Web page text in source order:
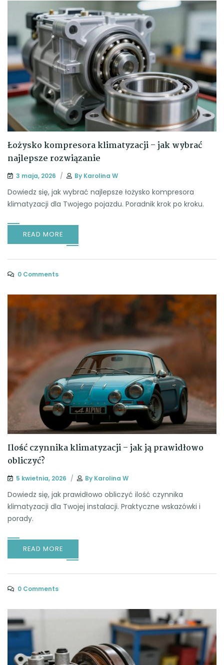
Łożysko kompresora klimatyzacji – jak wybrać
najlepsze rozwiązanie
3 maja, 2026 By Karolina W
Dowiedz się, jak wybrać najlepsze łożysko kompresora
klimatyzacji dla Twojego pojazdu. Poradnik krok po kroku.
READ MORE
0 Comments
Ilość czynnika klimatyzacji – jak ją prawidłowo
obliczyć?
5 kwietnia, 2026 By Karolina W
Dowiedz się, jak prawidłowo obliczyć ilość czynnika
klimatyzacji dla Twojej instalacji. Praktyczne wskazówki i
porady.
READ MORE
0 Comments